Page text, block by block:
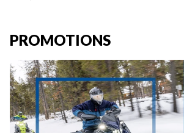
PROMOTIONS